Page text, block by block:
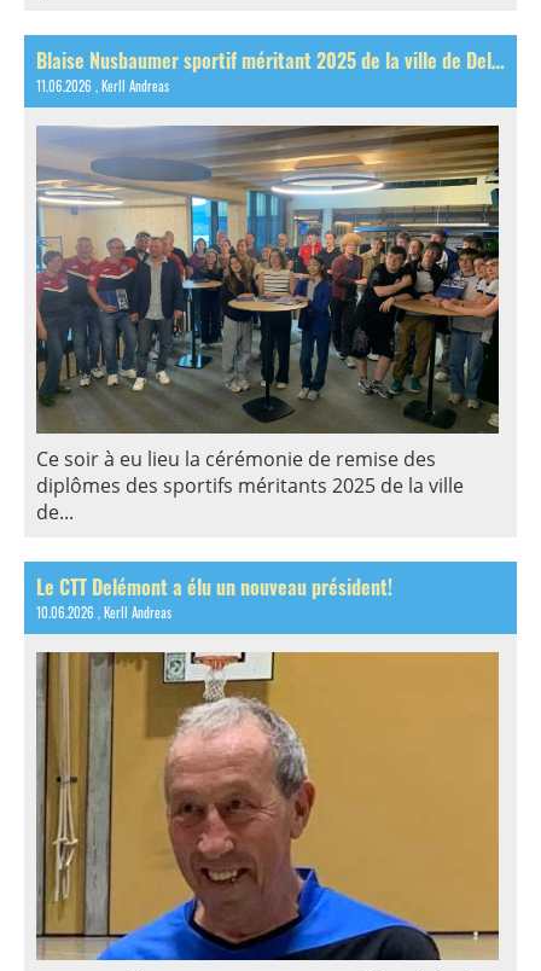
Blaise Nusbaumer sportif méritant 2025 de la ville de Delémont!
11.06.2026 , Kerll Andreas
Ce soir à eu lieu la cérémonie de remise des
diplômes des sportifs méritants 2025 de la ville
de...
Le CTT Delémont a élu un nouveau président!
10.06.2026 , Kerll Andreas